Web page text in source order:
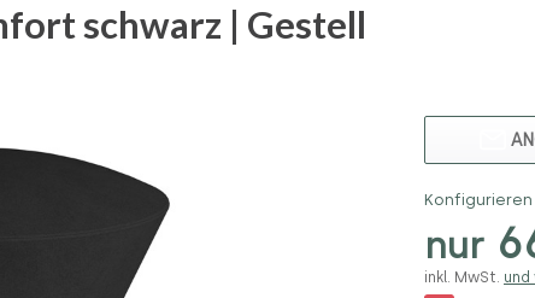
schwarz | Gestell
nur
inkl. MwSt.